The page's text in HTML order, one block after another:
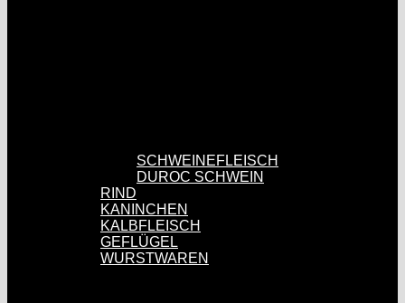
SCHWEINEFLEISCH
DUROC SCHWEIN
RIND
KANINCHEN
KALBFLEISCH
GEFLÜGEL
WURSTWAREN